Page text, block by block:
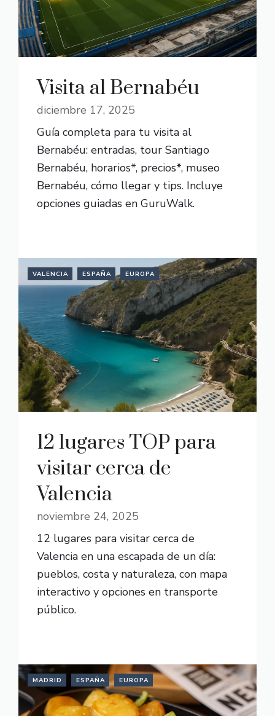
Visita al Bernabéu
diciembre 17, 2025
Guía completa para tu visita al
Bernabéu: entradas, tour Santiago
Bernabéu, horarios*, precios*, museo
Bernabéu, cómo llegar y tips. Incluye
opciones guiadas en GuruWalk.
VALENCIA ESPAÑA EUROPA
12 lugares TOP para
visitar cerca de
Valencia
noviembre 24, 2025
12 lugares para visitar cerca de
Valencia en una escapada de un día:
pueblos, costa y naturaleza, con mapa
interactivo y opciones en transporte
público.
MADRID ESPAÑA EUROPA